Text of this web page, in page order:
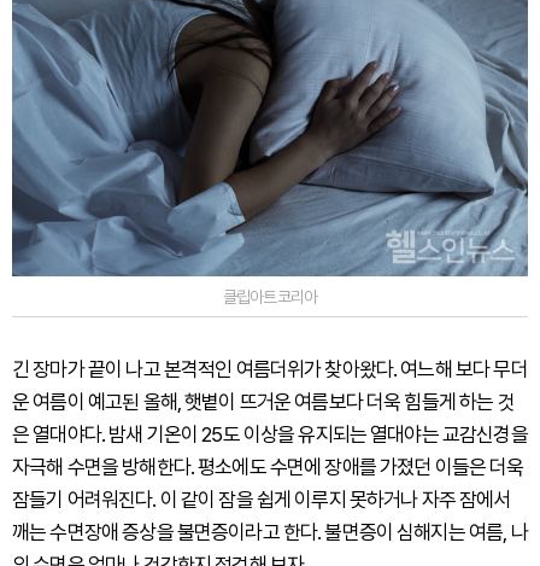
클립아트코리아
긴 장마가 끝이 나고 본격적인 여름더위가 찾아왔다. 여느해 보다 무더
운 여름이 예고된 올해, 햇볕이 뜨거운 여름보다 더욱 힘들게 하는 것
은 열대야다. 밤새 기온이 25도 이상을 유지되는 열대야는 교감신경을
자극해 수면을 방해한다. 평소에도 수면에 장애를 가졌던 이들은 더욱
잠들기 어려워진다. 이 같이 잠을 쉽게 이루지 못하거나 자주 잠에서
깨는 수면장애 증상을 불면증이라고 한다. 불면증이 심해지는 여름, 나